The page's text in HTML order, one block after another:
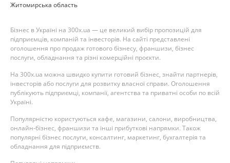
Житомирська область
Бізнес в Україні на 300x.ua — це великий вибір пропозицій для
підприємців, компаній та інвесторів. На сайті представлені
оголошення про продаж готового бізнесу, франшизи, бізнес
послуги, обладнання та різні комерційні проєкти.
На 300x.ua можна швидко купити готовий бізнес, знайти партнерів,
інвесторів або послуги для розвитку власної справи. Оголошення
публікують підприємці, компанії, агентства та приватні особи по всій
Україні.
Популярністю користуються кафе, магазини, салони, виробництва,
онлайн-бізнес, франшизи та інші прибуткові напрямки. Також
популярні бізнес послуги, консалтинг, маркетинг, бухгалтерія та
обладнання для підприємств.